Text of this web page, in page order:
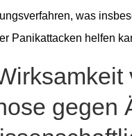
was
Panikattacken helfen
gegen